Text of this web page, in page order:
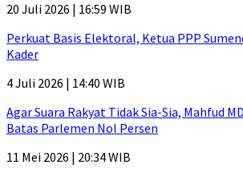
20 Juli 2026 | 16:59 WIB
Perkuat Basis Elektoral, Ketua PPP
Kader
4 Juli 2026 | 14:40 WIB
Agar Suara Rakyat Tidak Sia-Sia, Mahfud
Batas Parlemen Nol Persen
11 Mei 2026 | 20:34 WIB